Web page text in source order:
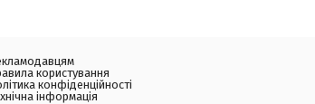
користування
конфіденційності
інформація